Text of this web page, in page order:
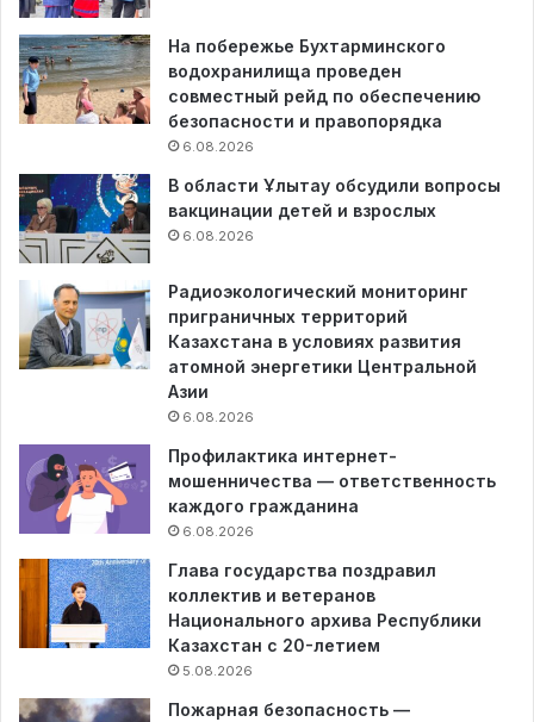
На побережье Бухтарминского
водохранилища проведен
совместный рейд по обеспечению
безопасности и правопорядка
6.08.2026
В области Ұлытау обсудили вопросы
вакцинации детей и взрослых
6.08.2026
Радиоэкологический мониторинг
приграничных территорий
Казахстана в условиях развития
атомной энергетики Центральной
Азии
6.08.2026
Профилактика интернет-
мошенничества — ответственность
каждого гражданина
6.08.2026
Глава государства поздравил
коллектив и ветеранов
Национального архива Республики
Казахстан с 20-летием
5.08.2026
Пожарная безопасность —